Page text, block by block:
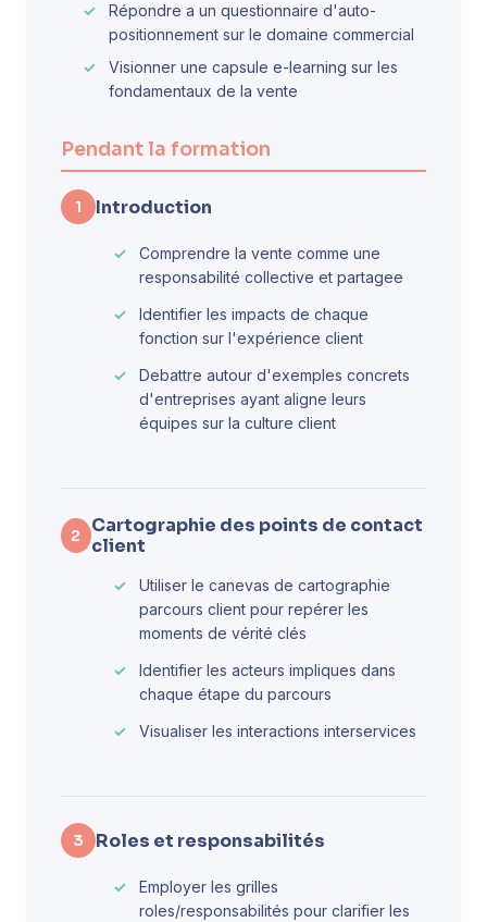
Répondre a un questionnaire d'auto-
positionnement sur le domaine commercial
Visionner une capsule e-learning sur les
fondamentaux de la vente
Pendant la formation
1 Introduction
Comprendre la vente comme une
responsabilité collective et partagee
Identifier les impacts de chaque
fonction sur l'expérience client
Debattre autour d'exemples concrets
d'entreprises ayant aligne leurs
équipes sur la culture client
2 Cartographie des points de contact
client
Utiliser le canevas de cartographie
parcours client pour repérer les
moments de vérité clés
Identifier les acteurs impliques dans
chaque étape du parcours
Visualiser les interactions interservices
3 Roles et responsabilités
Employer les grilles
roles/responsabilités pour clarifier les